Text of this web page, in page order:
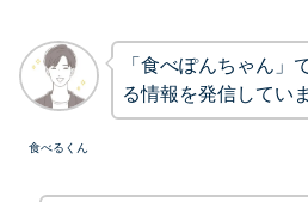
食べるくん
「食べぽんちゃん」
る情報を発信してい